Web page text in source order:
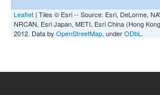
Leaflet | Tiles © Esri -- Source: Esri, DeLorme,
NRCAN, Esri Japan, METI, Esri China (Hong
2012. Data by OpenStreetMap, underODbL .